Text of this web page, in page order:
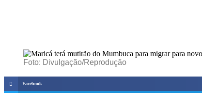
Foto: Divulgação/Reprodução
Facebook